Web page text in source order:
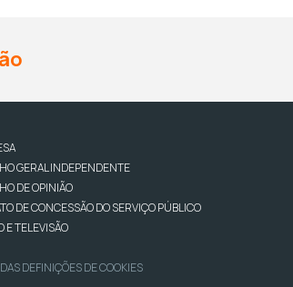
GERAL INDEPENDENTE
DE OPINIÃO
DE CONCESSÃO DO SERVIÇO PÚBLICO
E TELEVISÃO
DEFINIÇÕES DE COOKIES